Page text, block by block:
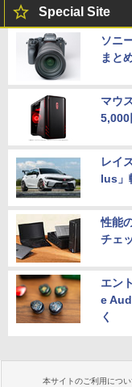
Special Site
ソニ
まと
マウ
5,000
レイ
lus」
性能
チェ
エン
e
く
本サイトのご利用につい